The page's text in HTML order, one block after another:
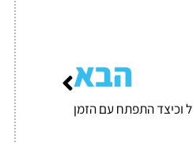
הבא
וכיצד התפתח עם הזמן